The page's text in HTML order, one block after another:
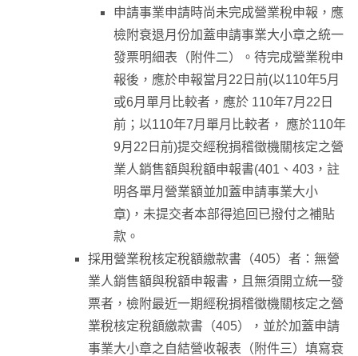
申請事業申請時尚未完成營業稅申報，應
檢附衰退月份加蓋申請事業大小章之統一
發票明細表（附件二）。待完成營業稅申
報後，應於申報當月22日前(以110年5月
或6月單月比較者，應於 110年7月22日
前；以110年7月單月比較者， 應於110年
9月22日前)提交經稅捐稽徵機關核定之營
業人銷售額與稅額申報書(401、403，註
明各單月營業額並加蓋申請事業大小
章)，未提交者本部得追回已撥付之補貼
款。
採用營業稅核定稅額繳款書（405）者：無營
業人銷售額與稅額申報書，且無須開立統一發
票者，檢附最近一期經稅捐稽徵機關核定之營
業稅核定稅額繳款書（405），並於加蓋申請
事業大小章之自結營收報表（附件三）填寫衰